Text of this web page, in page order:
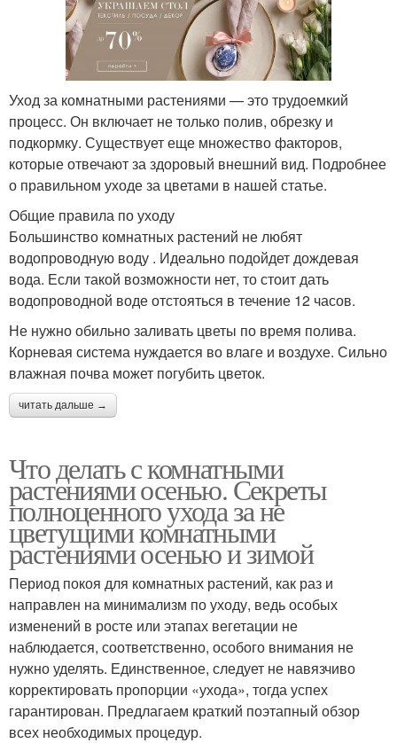
Уход за комнатными растениями — это трудоемкий
процесс. Он включает не только полив, обрезку и
подкормку. Существует еще множество факторов,
которые отвечают за здоровый внешний вид. Подробнее
о правильном уходе за цветами в нашей статье.
Общие правила по уходу
Большинство комнатных растений не любят
водопроводную воду . Идеально подойдет дождевая
вода. Если такой возможности нет, то стоит дать
водопроводной воде отстояться в течение 12 часов.
Не нужно обильно заливать цветы по время полива.
Корневая система нуждается во влаге и воздухе. Сильно
влажная почва может погубить цветок.
читать дальше →
Что делать с комнатными
растениями осенью. Секреты
полноценного ухода за не
цветущими комнатными
растениями осенью и зимой
Период покоя для комнатных растений, как раз и
направлен на минимализм по уходу, ведь особых
изменений в росте или этапах вегетации не
наблюдается, соответственно, особого внимания не
нужно уделять. Единственное, следует не навязчиво
корректировать пропорции «ухода», тогда успех
гарантирован. Предлагаем краткий поэтапный обзор
всех необходимых процедур.